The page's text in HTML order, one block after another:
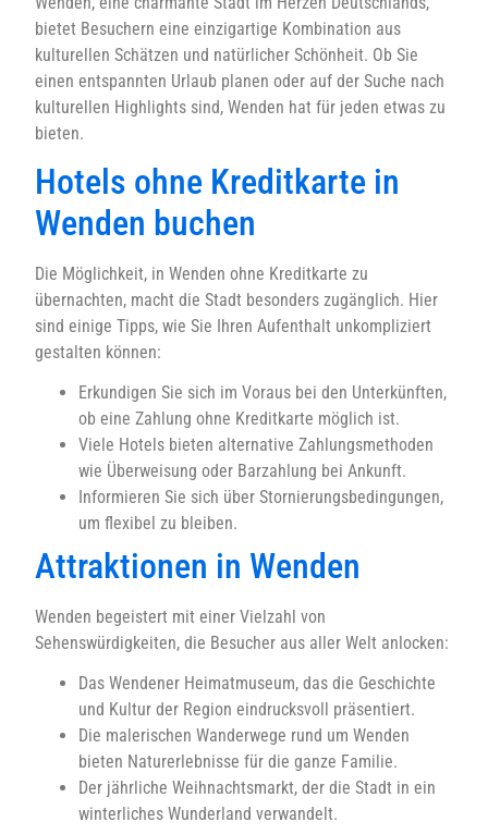
bietet Besuchern eine einzigartige Kombination aus
kulturellen Schätzen und natürlicher Schönheit. Ob Sie
einen entspannten Urlaub planen oder auf der Suche nach
kulturellen Highlights sind, Wenden hat für jeden etwas zu
bieten.
Hotels ohne Kreditkarte in
Wenden buchen
Die Möglichkeit, in Wenden ohne Kreditkarte zu
übernachten, macht die Stadt besonders zugänglich. Hier
sind einige Tipps, wie Sie Ihren Aufenthalt unkompliziert
gestalten können:
Erkundigen Sie sich im Voraus bei den Unterkünften,
ob eine Zahlung ohne Kreditkarte möglich ist.
Viele Hotels bieten alternative Zahlungsmethoden
wie Überweisung oder Barzahlung bei Ankunft.
Informieren Sie sich über Stornierungsbedingungen,
um flexibel zu bleiben.
Attraktionen in Wenden
Wenden begeistert mit einer Vielzahl von
Sehenswürdigkeiten, die Besucher aus aller Welt anlocken:
Das Wendener Heimatmuseum, das die Geschichte
und Kultur der Region eindrucksvoll präsentiert.
Die malerischen Wanderwege rund um Wenden
bieten Naturerlebnisse für die ganze Familie.
Der jährliche Weihnachtsmarkt, der die Stadt in ein
winterliches Wunderland verwandelt.